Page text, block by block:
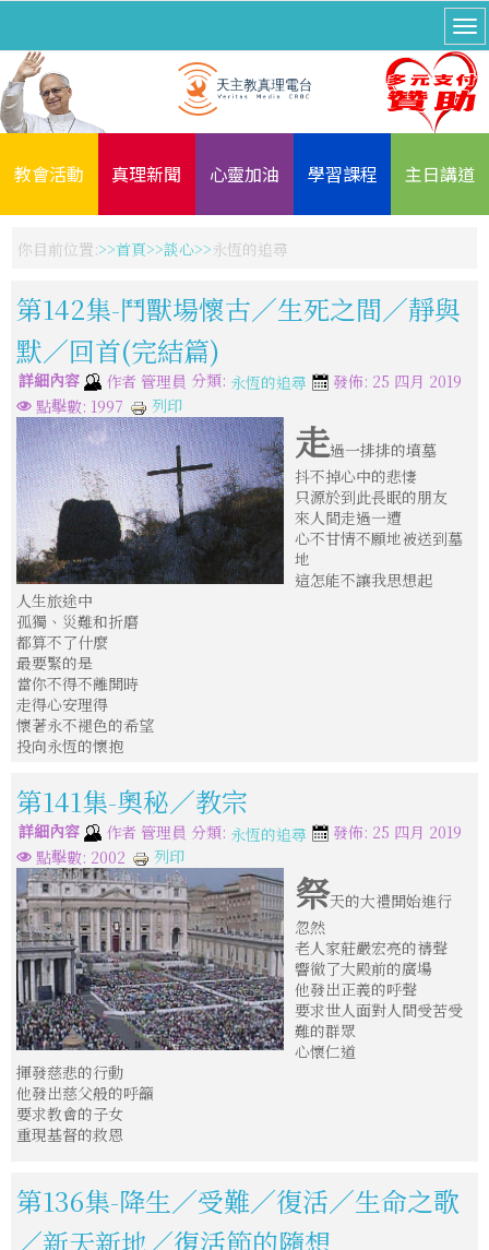
教會活動 真理新聞 心靈加油 學習課程 主日講道
你目前位置: 首頁 談心 永恆的追尋
第142集-鬥獸場懷古／生死之間／靜與
默／回首(完結篇)
詳細內容 作者 管理員 分類: 永恆的追尋
發佈: 25 四月 2019
點擊數: 1997
列印
走過一排排的墳墓
抖不掉心中的悲悽
只源於到此長眠的朋友
來人間走過一遭
心不甘情不願地被送到墓
地
這怎能不讓我思想起
人生旅途中
孤獨、災難和折磨
都算不了什麼
最要緊的是
當你不得不離開時
走得心安理得
懷著永不褪色的希望
投向永恆的懷抱
第141集-奧秘／教宗
詳細內容 作者 管理員 分類: 永恆的追尋
發佈: 25 四月 2019
點擊數: 2002
列印
祭天的大禮開始進行
忽然
老人家莊嚴宏亮的禱聲
響徹了大殿前的廣場
他發出正義的呼聲
要求世人面對人間受苦受
難的群眾
心懷仁道
揮發慈悲的行動
他發出慈父般的呼籲
要求教會的子女
重現基督的救恩
第136集-降生／受難／復活／生命之歌
／新天新地／復活節的隨想